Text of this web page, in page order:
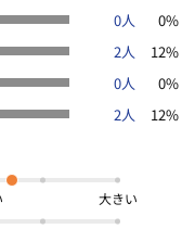
0人
0%
2人
12%
0人
0%
2人
12%
大きい